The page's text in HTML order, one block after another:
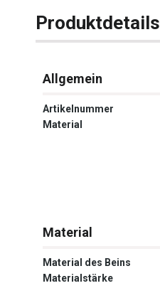
Produktdetails
Allgemein
Artikelnummer
Material
Material
Material des Beins
Materialstärke